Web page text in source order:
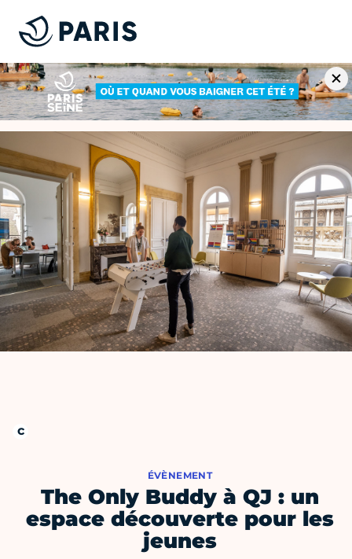
ÉVÈNEMENT
The Only Buddy à QJ : un
espace découverte pour les
jeunes